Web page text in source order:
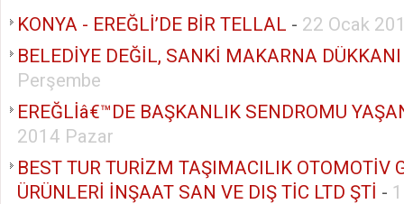
KONYA - EREĞLİ’DE BİR TELLAL - 22 Ocak
BELEDİYE DEĞİL, SANKİ MAKARNA DÜKKANI
Perşembe
EREĞLİâ€™DE BAŞKANLIK SENDROMU
2014 Pazar
BEST TUR TURİZM TAŞIMACILIK OTOMOTİV
ÜRÜNLERİ İNŞAAT SAN VE DIŞ TİC LTD ŞTİ -